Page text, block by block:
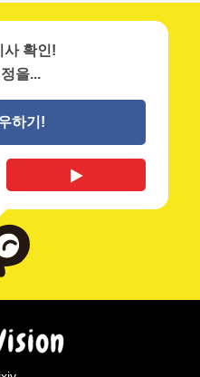
사 확인!
을...
하기!